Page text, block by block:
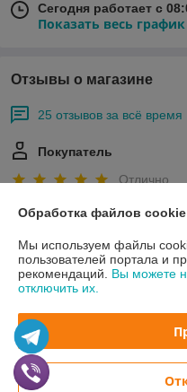
Сегодня работает с
Показать весь
Отзывы о магазине
25 отзывов за всё время
Покупатель
Отлично
Сделка подтверждена
Владимир
Показать
Обработка файлов cookie
Мы используем файлы
пользователей портала и
рекомендаций. Вы можете
отключить их.